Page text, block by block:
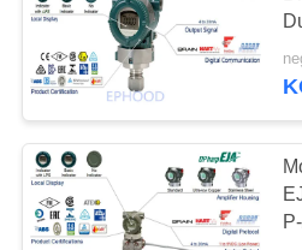
NEUIGKEITEN
BITTE UM
EIN
ANGEBOT